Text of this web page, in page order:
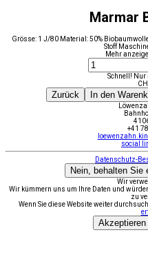
Marmar
Grösse: 1 J/80 Material: 50%
Stoff
Mehr
Schnell! Nur
Zurück In den
+41
social
Datenschutz-
Nein, behalten Sie
Wir
Wir kümmern uns um Ihre Daten und
zu
Wenn Sie diese Website weiter